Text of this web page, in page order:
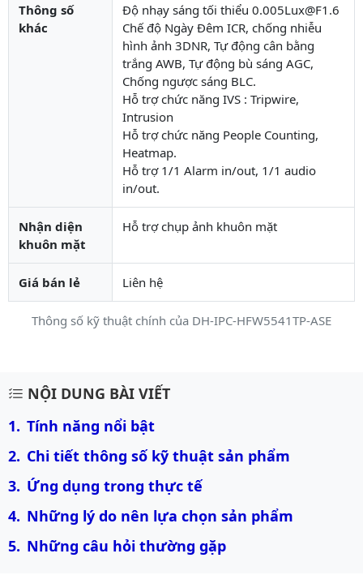
Thông số kỹ thuật chính của DH-IPC-HFW5541TP-ASE
Thông số
khác
Độ nhạy sáng tối thiểu 0.005Lux@F1.6
Chế độ Ngày Đêm ICR, chống nhiễu
hình ảnh 3DNR, Tự động cân bằng
trắng AWB, Tự động bù sáng AGC,
Chống ngược sáng BLC.
Hỗ trợ chức năng IVS : Tripwire,
Intrusion
Hỗ trợ chức năng People Counting,
Heatmap.
Hỗ trợ 1/1 Alarm in/out, 1/1 audio
in/out.
Nhận diện
khuôn mặt
Hỗ trợ chụp ảnh khuôn mặt
Giá bán lẻ Liên hệ
Mô tả chi tiết sản phẩm
NỘI DUNG BÀI VIẾT
Tính năng nổi bật
Chi tiết thông số kỹ thuật sản phẩm
Ứng dụng trong thực tế
Những lý do nên lựa chọn sản phẩm
Những câu hỏi thường gặp